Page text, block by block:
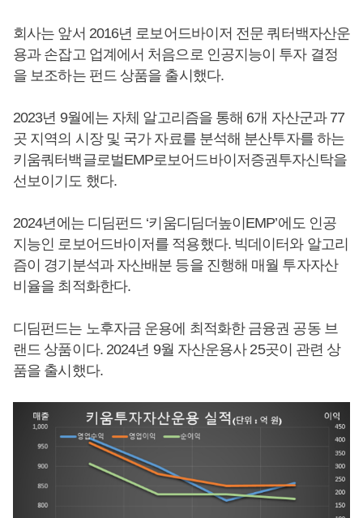
회사는 앞서 2016년 로보어드바이저 전문 쿼터백자산운
용과 손잡고 업계에서 처음으로 인공지능이 투자 결정
을 보조하는 펀드 상품을 출시했다.
2023년 9월에는 자체 알고리즘을 통해 6개 자산군과 77
곳 지역의 시장 및 국가 자료를 분석해 분산투자를 하는
키움쿼터백글로벌EMP로보어드바이저증권투자신탁을
선보이기도 했다.
2024년에는 디딤펀드 ‘키움디딤더높이EMP’에도 인공
지능인 로보어드바이저를 적용했다. 빅데이터와 알고리
즘이 경기분석과 자산배분 등을 진행해 매월 투자자산
비율을 최적화한다.
디딤펀드는 노후자금 운용에 최적화한 금융권 공동 브
랜드 상품이다. 2024년 9월 자산운용사 25곳이 관련 상
품을 출시했다.